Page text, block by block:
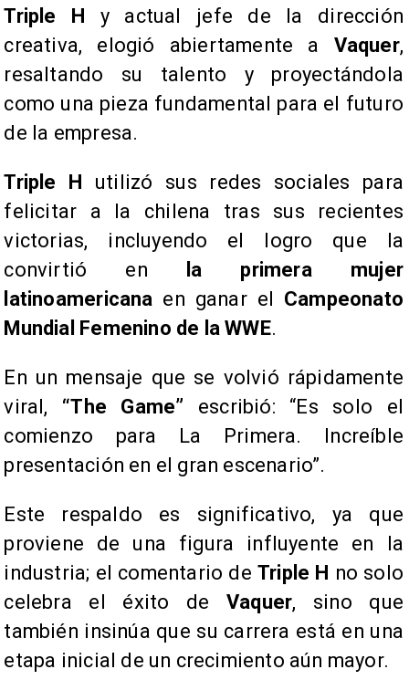
Triple H
y actual jefe de la dirección
creativa, elogió abiertamente a Vaquer,
resaltando su talento y proyectándola
como una pieza fundamental para el futuro
de la empresa.
Triple H
utilizó sus redes sociales para
felicitar a la chilena tras sus recientes
victorias, incluyendo el logro que la
convirtió en
la primera mujer
latinoamericana en ganar el Campeonato
Mundial Femenino de la WWE.
En un mensaje que se volvió rápidamente
viral, “The Game” escribió: “Es solo el
comienzo para La Primera. Increíble
presentación en el gran escenario”.
Este respaldo es significativo, ya que
proviene de una figura influyente en la
industria; el comentario de Triple H no solo
celebra el éxito de Vaquer, sino que
también insinúa que su carrera está en una
etapa inicial de un crecimiento aún mayor.